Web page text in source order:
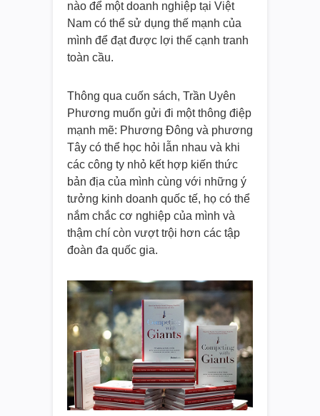
nào để một doanh nghiệp tại Việt
Nam có thể sử dụng thế mạnh của
mình để đạt được lợi thế cạnh tranh
toàn cầu.
Thông qua cuốn sách, Trần Uyên
Phương muốn gửi đi một thông điệp
mạnh mẽ: Phương Đông và phương
Tây có thể học hỏi lẫn nhau và khi
các công ty nhỏ kết hợp kiến thức
bản địa của mình cùng với những ý
tưởng kinh doanh quốc tế, họ có thể
nắm chắc cơ nghiệp của mình và
thậm chí còn vượt trội hơn các tập
đoàn đa quốc gia.